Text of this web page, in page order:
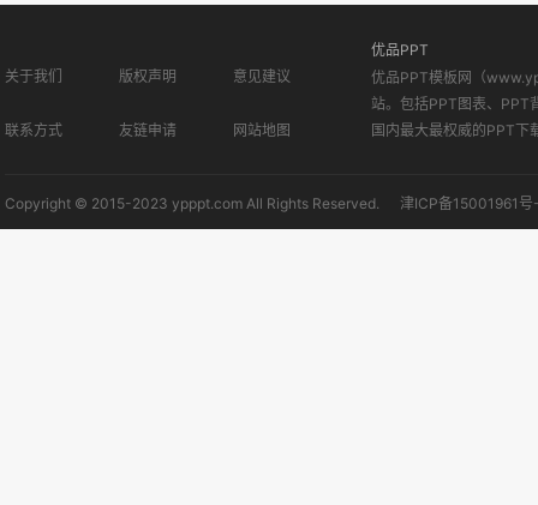
关于我们 版权声明 意见建议
联系方式 友链申请 网站地图
优品PPT
优品PPT模板网（
站。包括PPT图表、PPT
国内最大最权威的PPT下
Copyright © 2015-2023 ypppt.com All Rights Reserved. 津ICP备15001961号